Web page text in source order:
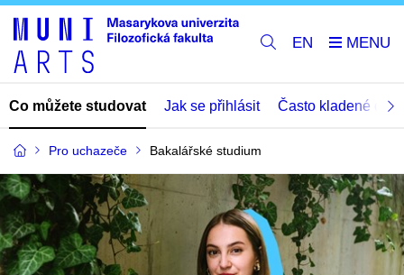
EN
Co můžete studovat Jak se přihlásit Často kladené
Pro uchazeče Bakalářské studium